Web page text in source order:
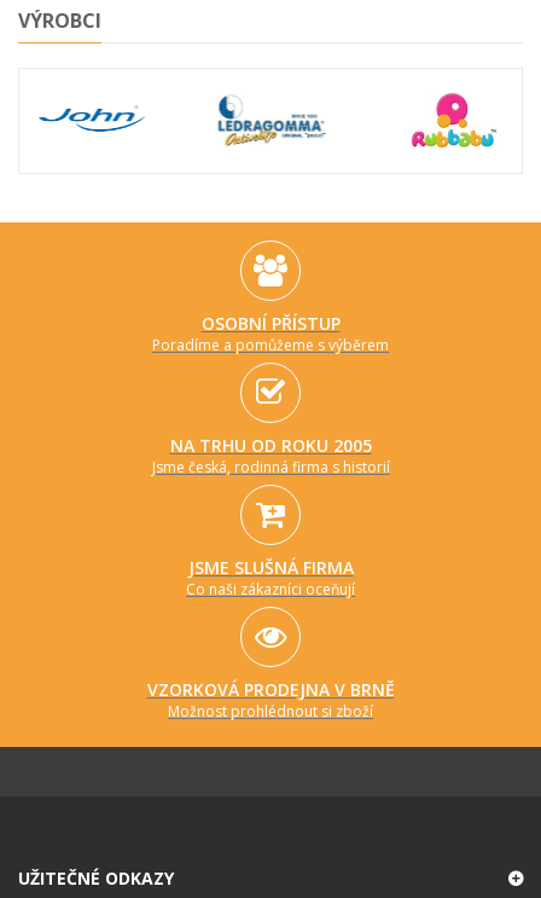
VÝROBCI
OSOBNÍ PŘÍSTUP
Poradíme a pomůžeme s výběrem
NA TRHU OD ROKU 2005
Jsme česká, rodinná firma s historií
JSME SLUŠNÁ FIRMA
Co naši zákazníci oceňují
VZORKOVÁ PRODEJNA V BRNĚ
Možnost prohlédnout si zboží
UŽITEČNÉ ODKAZY